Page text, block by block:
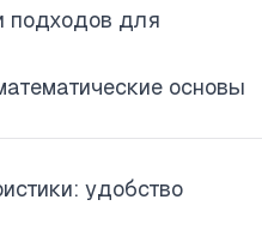
подходов для
основы
удобство